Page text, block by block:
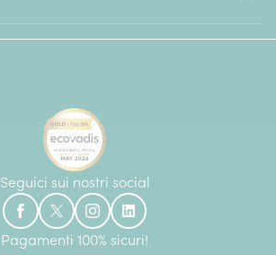
Seguici sui nostri social
Pagamenti 100% sicuri!